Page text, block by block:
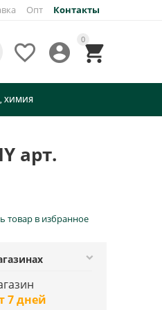
Опт Контакты
0



ХИМИЯ
арт.
товар в избранное
7 дней